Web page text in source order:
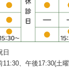
日
、午後17:30(土